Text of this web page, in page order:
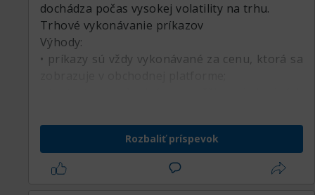
dochádza počas vysokej volatility na trhu.
Trhové vykonávanie príkazov
Výhody:
• príkazy sú vždy vykonávané za cenu, ktorá sa
• poskytuje najvyššiu rýchlosť vykonávania
Nevýhody:
• spread sa stále mení v závislosti od trhovej
Rozbaliť príspevok